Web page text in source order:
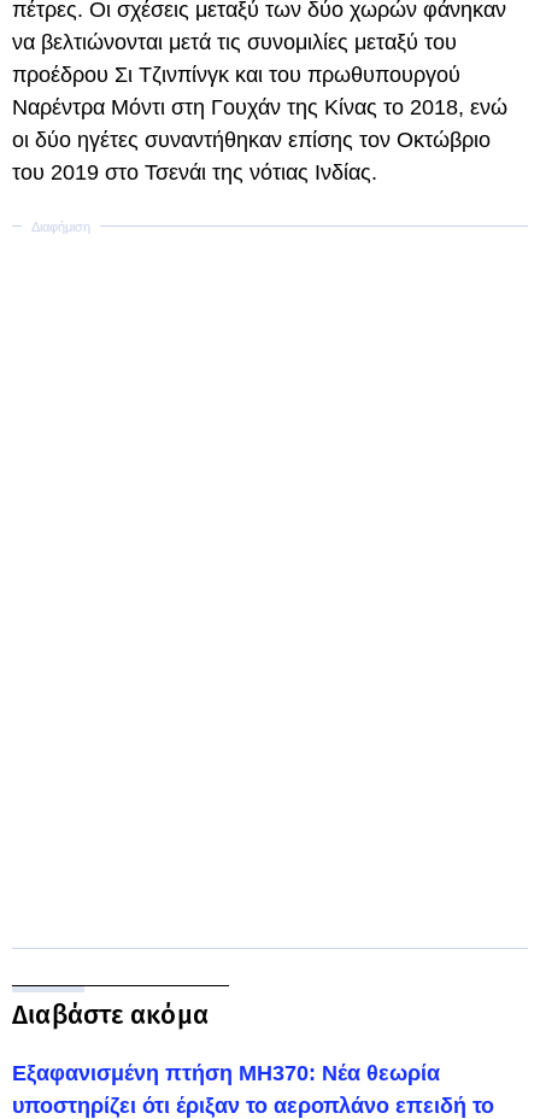
πέτρες. Οι σχέσεις μεταξύ των δύο χωρών φάνηκαν
να βελτιώνονται μετά τις συνομιλίες μεταξύ του
προέδρου Σι Τζινπίνγκ και του πρωθυπουργού
Ναρέντρα Μόντι στη Γουχάν της Κίνας το 2018, ενώ
οι δύο ηγέτες συναντήθηκαν επίσης τον Οκτώβριο
του 2019 στο Τσενάι της νότιας Ινδίας.
Διαβάστε ακόμα
Εξαφανισμένη πτήση ΜΗ370: Νέα θεωρία
υποστηρίζει ότι έριξαν το αεροπλάνο επειδή το